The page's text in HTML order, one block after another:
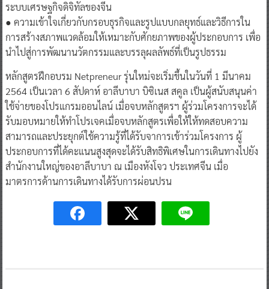
ระบบเศรษฐกิจดิจิทัลของจีน
● ความเข้าใจเกี่ยวกับกรอบธุรกิจและรูปแบบกลยุทธ์และวิธีการใน
การสร้างสภาพแวดล้อมให้เหมาะกับศักยภาพของผู้ประกอบการ เพื่อ
นำไปสู่การพัฒนานวัตกรรมและบรรลุผลลัพธ์ที่เป็นรูปธรรม
หลักสูตรฝึกอบรม Netpreneur รุ่นใหม่จะเริ่มขึ้นในวันที่ 1 มีนาคม
2564 เป็นเวลา 6 สัปดาห์ อาลีบาบา บิซิเนส สคูล เป็นผู้สนับสนุนค่า
ใช้จ่ายของโปรแกรมออนไลน์ เมื่อจบหลักสูตรฯ ผู้ร่วมโครงการจะได้
รับมอบหมายให้ทำโปรเจคเมื่อจบหลักสูตรเพื่อให้ให้ทดสอบความ
สามารถและประยุกต์ใช้ความรู้ที่ได้รับจาการเข้าร่วมโครงการ ผู้
ประกอบการที่ได้คะแนนสูงสุดจะได้รับสิทธิพิเศษในการเดินทางไปยัง
สำนักงานใหญ่ของอาลีบาบา ณ เมืองหังโจว ประเทศจีน เมื่อ
มาตรการด้านการเดินทางได้รับการผ่อนปรน